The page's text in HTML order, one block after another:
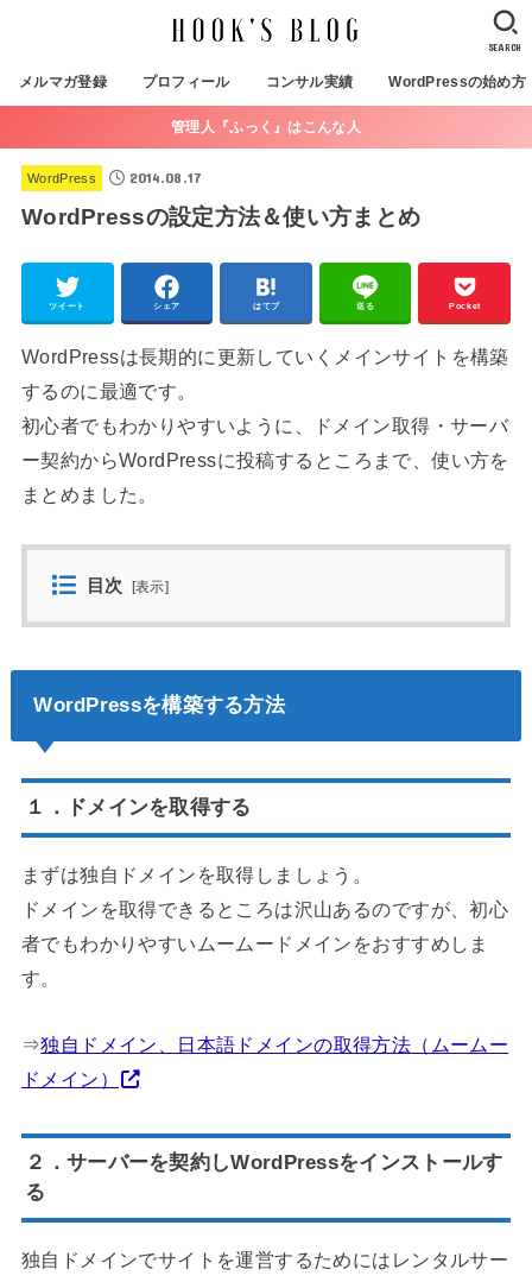
メルマガ登録 プロフィール コンサル実績 WordPressの始め方
SEARCH
管理人『ふっく』はこんな人
WordPress 2014.08.17
WordPressの設定方法＆使い方まとめ
ツイート シェア はてブ 送る Pocket
WordPressは長期的に更新していくメインサイトを構築
するのに最適です。
初心者でもわかりやすいように、ドメイン取得・サーバ
ー契約からWordPressに投稿するところまで、使い方を
まとめました。
目次 [表示]
WordPressを構築する方法
１．ドメインを取得する
まずは独自ドメインを取得しましょう。
ドメインを取得できるところは沢山あるのですが、初心
者でもわかりやすいムームードメインをおすすめしま
す。
⇒独自ドメイン、日本語ドメインの取得方法（ムームー
ドメイン）
２．サーバーを契約しWordPressをインストールす
る
独自ドメインでサイトを運営するためにはレンタルサー